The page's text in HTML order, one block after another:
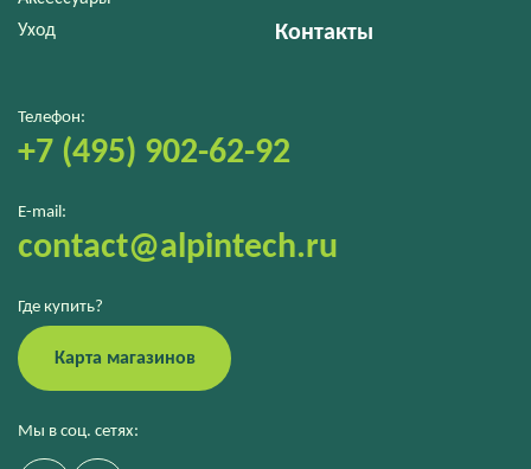
Телефон:
+7 (495) 902-62-92
E-mail:
contact@alpintech.ru
Мы в соц. сетях:
Где купить?
Карта магазинов
Уход
Контакты